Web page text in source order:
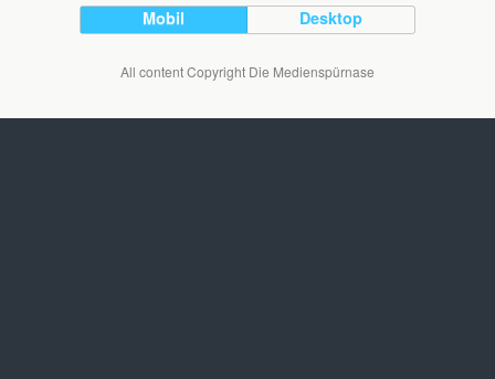
Mobil Desktop
All content Copyright Die Medienspürnase